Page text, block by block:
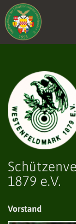
1879 e.V.
Vorstand